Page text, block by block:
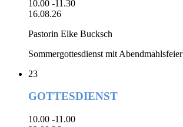
10.00 -11.30
16.08.26
Pastorin Elke Bucksch
Sommergottesdienst mit Abendmahlsfeier
23
GOTTESDIENST
10.00 -11.00